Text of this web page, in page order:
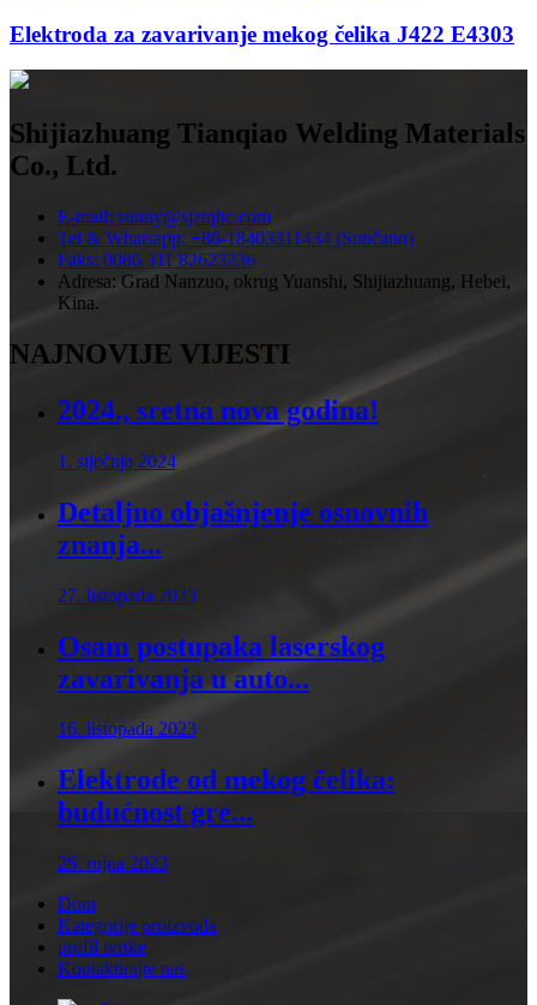
Elektroda za zavarivanje mekog čelika J422 E4303
Shijiazhuang Tianqiao Welding Materials
Co., Ltd.
E-mail: sunny@sjztqhc.com
Tel & Whatsapp: +86-18403311434 (Sunčano)
Faks: 0086 311 82623236
Adresa: Grad Nanzuo, okrug Yuanshi, Shijiazhuang, Hebei,
Kina.
NAJNOVIJE VIJESTI
2024., sretna nova godina!
1. siječnja 2024
Detaljno objašnjenje osnovnih
znanja...
27. listopada 2023
Osam postupaka laserskog
zavarivanja u auto...
16. listopada 2023
Elektrode od mekog čelika:
budućnost gre...
26. rujna 2023
Dom
Kategorije proizvoda
profil tvrtke
Kontaktirajte nas